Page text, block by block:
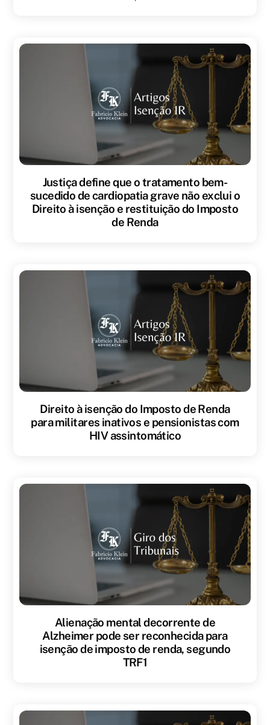
Justiça define que o tratamento bem-
sucedido de cardiopatia grave não exclui o
Direito à isenção e restituição do Imposto
de Renda
Direito à isenção do Imposto de Renda
para militares inativos e pensionistas com
HIV assintomático
Alienação mental decorrente de
Alzheimer pode ser reconhecida para
isenção de imposto de renda, segundo
TRF1